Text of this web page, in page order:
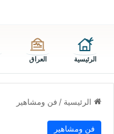
الرئيسية العراق
الرئيسية / فن ومشاهير
فن ومشاهير